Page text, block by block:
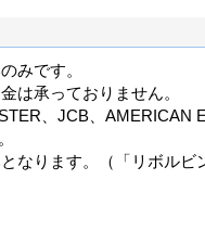
みです。
は承っておりません。
、JCB、AMERICAN
なります。（「リボルビ